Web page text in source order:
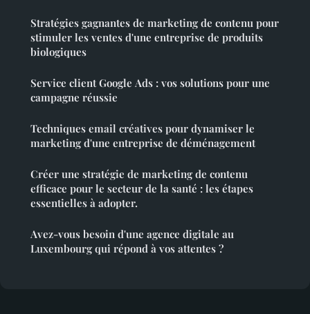
Stratégies gagnantes de marketing de contenu pour
stimuler les ventes d'une entreprise de produits
biologiques
Service client Google Ads : vos solutions pour une
campagne réussie
Techniques email créatives pour dynamiser le
marketing d'une entreprise de déménagement
Créer une stratégie de marketing de contenu
efficace pour le secteur de la santé : les étapes
essentielles à adopter.
Avez-vous besoin d'une agence digitale au
Luxembourg qui répond à vos attentes ?